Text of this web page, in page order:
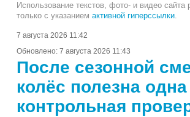
Использование текстов, фото- и видео сайта
только с указанием активной гиперссылки.
7 августа 2026 11:42
Обновлено: 7 августа 2026 11:43
После сезонной
колёс полезна одна
контрольная